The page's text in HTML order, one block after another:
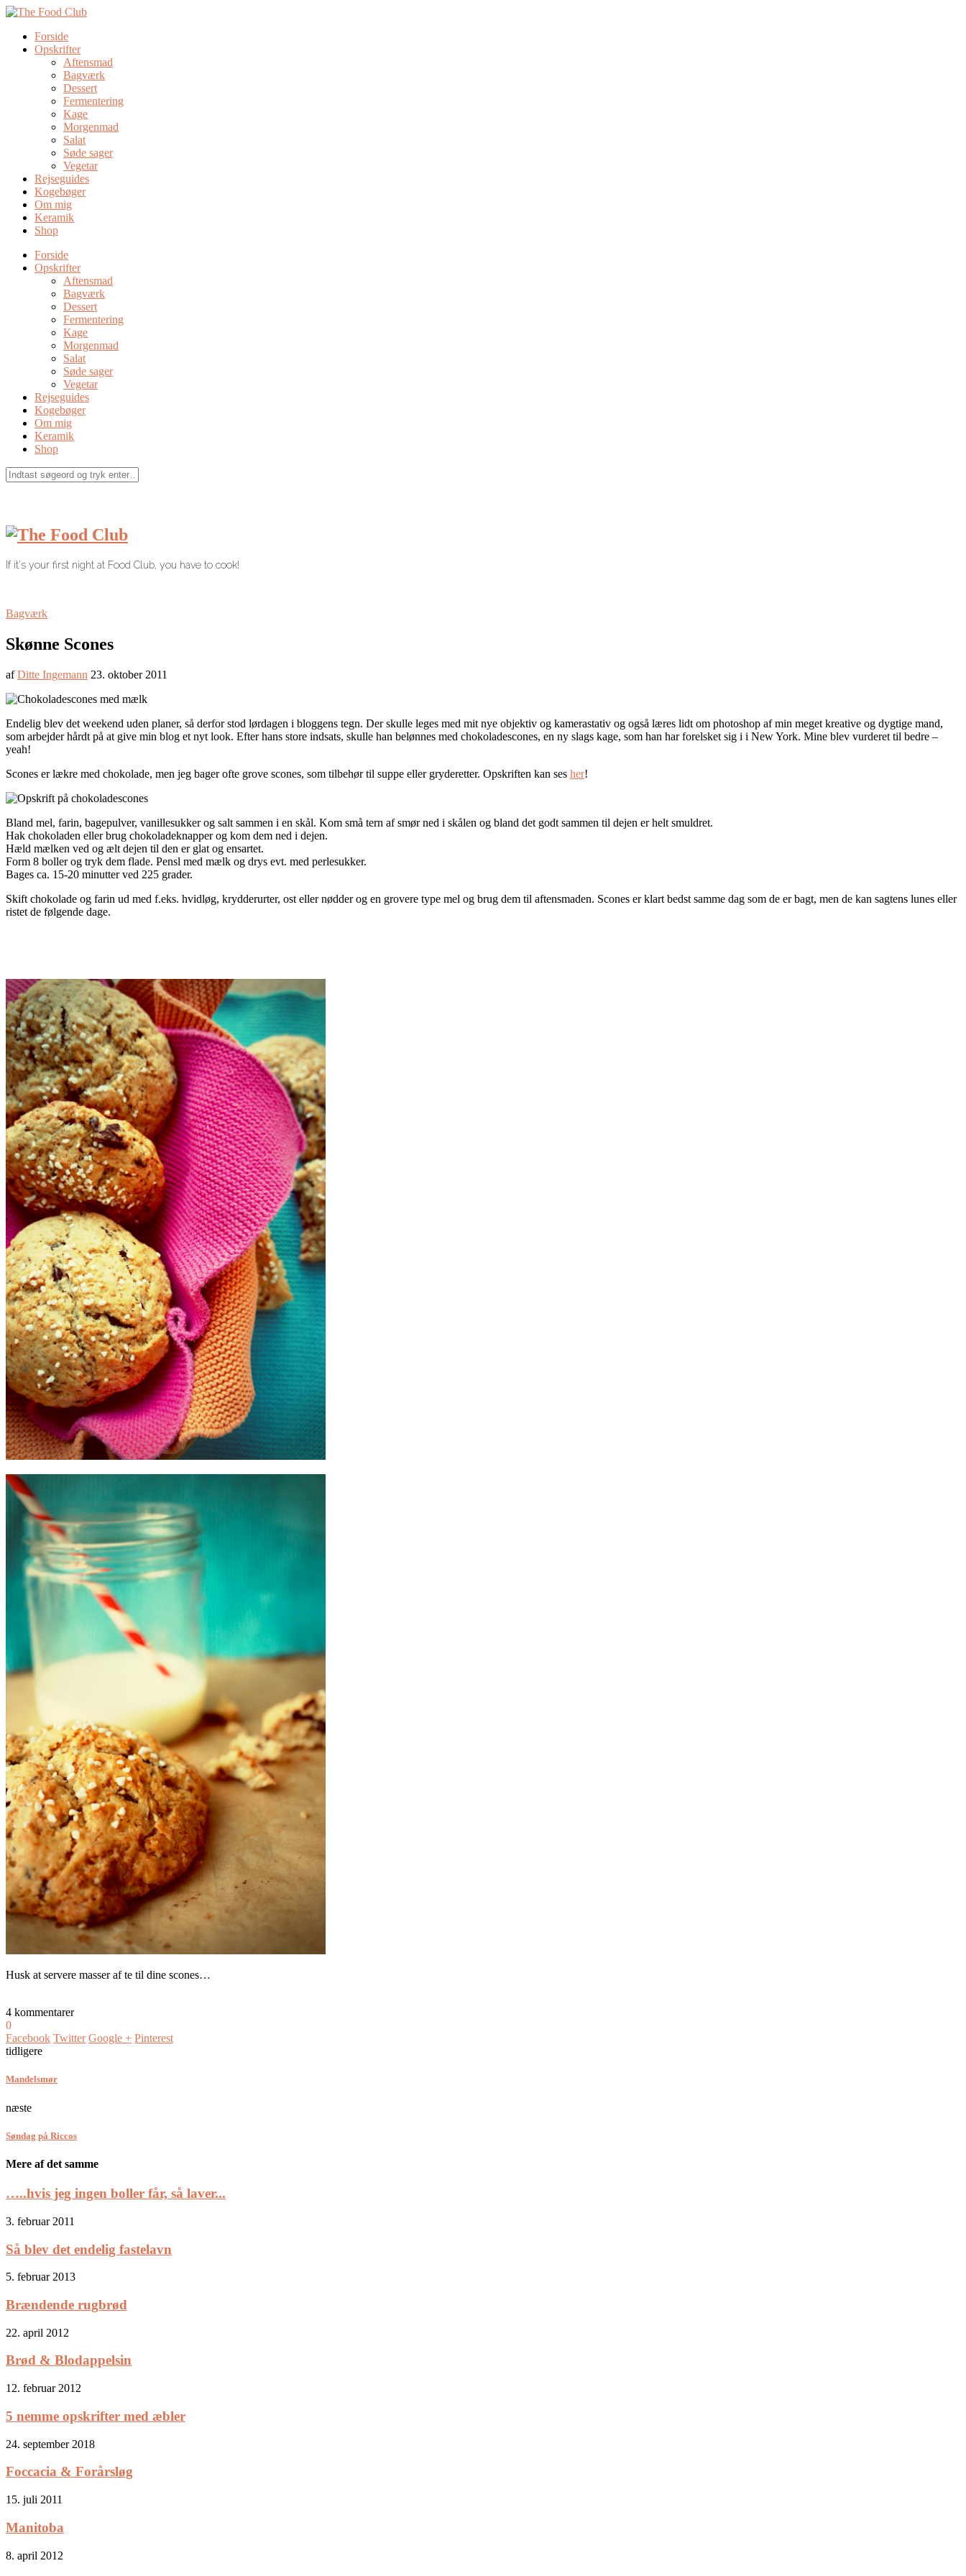
Forside
Opskrifter
Aftensmad
Bagværk
Dessert
Fermentering
Kage
Morgenmad
Salat
Søde sager
Vegetar
Rejseguides
Kogebøger
Om mig
Keramik
Shop
Forside
Opskrifter
Aftensmad
Bagværk
Dessert
Fermentering
Kage
Morgenmad
Salat
Søde sager
Vegetar
Rejseguides
Kogebøger
Om mig
Keramik
Shop
If it's your first night at Food Club, you have to cook!
Bagværk
Skønne Scones
afDitte Ingemann 23. oktober 2011
Endelig blev det weekend uden planer, så derfor stod lørdagen i bloggens tegn. Der skulle leges med mit nye objektiv og kamerastativ og også læres lidt om photoshop af min meget kreative og dygtige mand,
som arbejder hårdt på at give min blog et nyt look. Efter hans store indsats, skulle han belønnes med chokoladescones, en ny slags kage, som han har forelsket sig i i New York. Mine blev vurderet til bedre –
yeah!
Scones er lækre med chokolade, men jeg bager ofte grove scones, som tilbehør til suppe eller gryderetter. Opskriften kan ses her!
Bland mel, farin, bagepulver, vanillesukker og salt sammen i en skål. Kom små tern af smør ned i skålen og bland det godt sammen til dejen er helt smuldret.
Hak chokoladen eller brug chokoladeknapper og kom dem ned i dejen.
Hæld mælken ved og ælt dejen til den er glat og ensartet.
Form 8 boller og tryk dem flade. Pensl med mælk og drys evt. med perlesukker.
Bages ca. 15-20 minutter ved 225 grader.
Skift chokolade og farin ud med f.eks. hvidløg, krydderurter, ost eller nødder og en grovere type mel og brug dem til aftensmaden. Scones er klart bedst samme dag som de er bagt, men de kan sagtens lunes eller
ristet de følgende dage.
Husk at servere masser af te til dine scones…
4 kommentarer
0
Facebook Twitter Google + Pinterest
tidligere
Mandelsmør
næste
Søndag på Riccos
Mere af det samme
…..hvis jeg ingen boller får, så laver...
3. februar 2011
Så blev det endelig fastelavn
5. februar 2013
Brændende rugbrød
22. april 2012
Brød & Blodappelsin
12. februar 2012
5 nemme opskrifter med æbler
24. september 2018
Foccacia & Forårsløg
15. juli 2011
Manitoba
8. april 2012